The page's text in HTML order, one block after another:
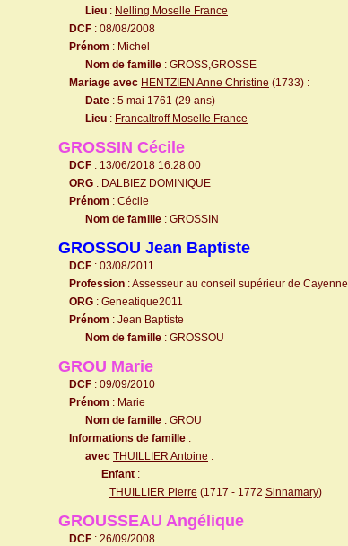
Lieu : Nelling Moselle France
DCF : 08/08/2008
Prénom : Michel
Nom de famille : GROSS,GROSSE
Mariage avec HENTZIEN Anne Christine (1733) :
Date : 5 mai 1761 (29 ans)
Lieu : Francaltroff Moselle France
GROSSIN Cécile
DCF : 13/06/2018 16:28:00
ORG : DALBIEZ DOMINIQUE
Prénom : Cécile
Nom de famille : GROSSIN
GROSSOU Jean Baptiste
DCF : 03/08/2011
Profession : Assesseur au conseil supérieur de Cayenne
ORG : Geneatique2011
Prénom : Jean Baptiste
Nom de famille : GROSSOU
GROU Marie
DCF : 09/09/2010
Prénom : Marie
Nom de famille : GROU
Informations de famille :
avec THUILLIER Antoine :
Enfant :
THUILLIER Pierre (1717 - 1772 Sinnamary)
GROUSSEAU Angélique
DCF : 26/09/2008